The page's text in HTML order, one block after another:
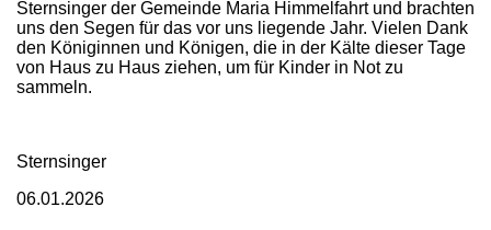
Sternsinger der Gemeinde Maria Himmelfahrt und brachten
uns den Segen für das vor uns liegende Jahr. Vielen Dank
den Königinnen und Königen, die in der Kälte dieser Tage
von Haus zu Haus ziehen, um für Kinder in Not zu
sammeln.
Sternsinger
06.01.2026